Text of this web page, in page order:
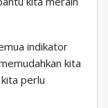
indikator
kita
perlu